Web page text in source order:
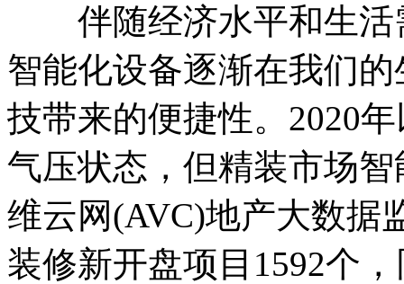
伴随经济水平和生活
智能化设备逐渐在我们
技带来的便捷性。2020
气压状态，但精装市场
维云网(AVC)地产大数据
装修新开盘项目1592个